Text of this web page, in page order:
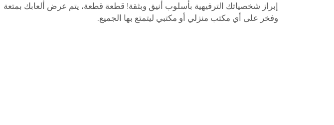
إبراز شخصياتك الترفيهية بأسلوب أنيق وبثقة! قطعة قطعة، يتم عرض ألعابك بمتعة
وفخر على أي مكتب منزلي أو مكتبي ليتمتع بها الجميع.